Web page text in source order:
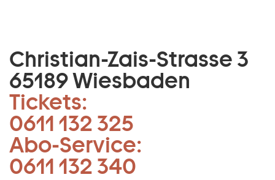
Christian-Zais-Strasse 3
65189 Wiesbaden
Tickets:
0611 132 325
Abo-Service:
0611 132 340